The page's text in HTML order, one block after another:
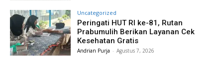
Uncategorized
Peringati HUT RI ke-81, Rutan
Prabumulih Berikan Layanan Cek
Kesehatan Gratis
Andrian Purja - Agustus 7, 2026